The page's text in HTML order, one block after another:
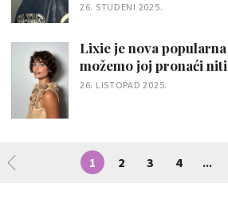
26. STUDENI 2025.
Lixie je nova
možemo joj pronaći
26. LISTOPAD 2025.
1 2 3 4 ...